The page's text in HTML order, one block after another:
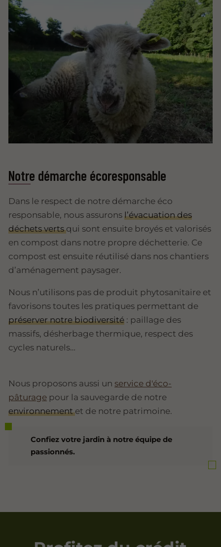
Notre démarche écoresponsable
Dans le respect de notre démarche éco
responsable, nous assurons l’évacuation des
déchets vertsqui sont ensuite broyés et valorisés
en compost dans notre propre déchetterie. Ce
compost est ensuite réutilisé dans nos chantiers
d’aménagement paysager.
Nous n’utilisons pas de produit phytosanitaire et
favorisons toutes les pratiques permettant de
préserver notre biodiversité : paillage des
massifs, désherbage thermique, respect des
cycles naturels…
Nous proposons aussi un service d'éco-
pâturage pour la sauvegarde de notre
environnementet de notre patrimoine.
Confiez votre jardin à notre équipe de
passionnés.